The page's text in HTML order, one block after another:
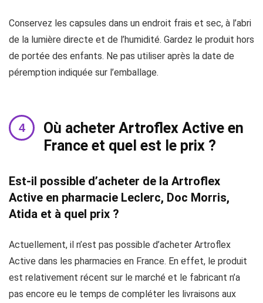
Conservez les capsules dans un endroit frais et sec, à l’abri
de la lumière directe et de l’humidité. Gardez le produit hors
de portée des enfants. Ne pas utiliser après la date de
péremption indiquée sur l’emballage.
Où acheter Artroflex Active en
France et quel est le prix ?
Est-il possible d’acheter de la Artroflex
Active en pharmacie Leclerc, Doc Morris,
Atida et à quel prix ?
Actuellement, il n’est pas possible d’acheter Artroflex
Active dans les pharmacies en France. En effet, le produit
est relativement récent sur le marché et le fabricant n’a
pas encore eu le temps de compléter les livraisons aux